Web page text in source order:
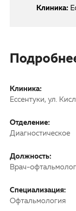
Клиника:
Клиника:
Ессентуки, ул.
Отделение:
Диагностическое
Должность:
Врач-офтальмолог
Специализация:
Офтальмология